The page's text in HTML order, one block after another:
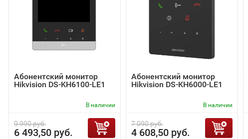
Абонентский монитор
Hikvision DS-KH6100-LE1
В наличии
9 990 руб.
6 493,50 руб.
Абонентский монитор
Hikvision DS-KH6000-LE1
В наличии
7 090 руб.
4 608,50 руб.